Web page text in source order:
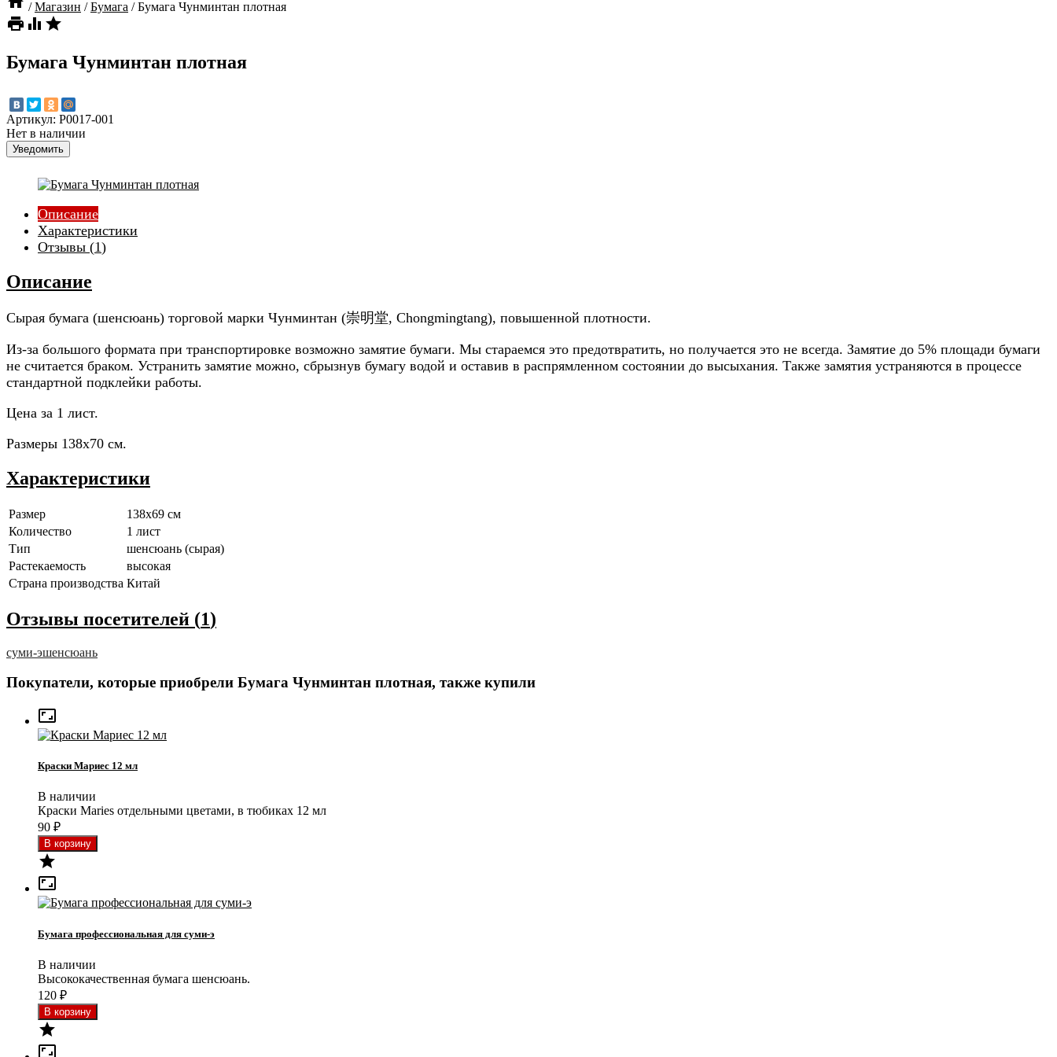
/ Магазин / Бумага /Бумага Чунминтан плотная
  
Бумага Чунминтан плотная
Артикул: P0017-001
Нет в наличии
Уведомить
Описание
Характеристики
Отзывы (1)
Описание
Сырая бумага (шенсюань) торговой марки Чунминтан (崇明堂, Chongmingtang), повышенной плотности.
Из-за большого формата при транспортировке возможно замятие бумаги. Мы стараемся это предотвратить, но получается это не всегда. Замятие до 5% площади бумаги
не считается браком. Устранить замятие можно, сбрызнув бумагу водой и оставив в распрямленном состоянии до высыхания. Также замятия устраняются в процессе
стандартной подклейки работы.
Цена за 1 лист.
Размеры 138x70 см.
Характеристики
Размер
138x69 см
Количество
1 лист
Тип
шенсюань (сырая)
Растекаемость
высокая
Страна производства Китай
Отзывы посетителей (1)
суми-эшенсюань
Покупатели, которые приобрели Бумага Чунминтан плотная, также купили

Краски Мариес 12 мл
В наличии
Краски Maries отдельными цветами, в тюбиках 12 мл
90 ₽


Бумага профессиональная для суми-э
В наличии
Высококачественная бумага шенсюань.
120 ₽

